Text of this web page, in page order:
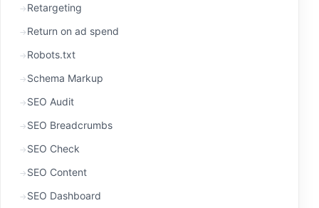
Retargeting
Return on ad spend
Robots.txt
Schema Markup
SEO Audit
SEO Breadcrumbs
SEO Check
SEO Content
SEO Dashboard